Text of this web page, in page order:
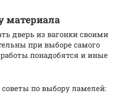
материала
дверь из вагонки своими
при выборе самого
понадобятся и иные
по выбору ламелей: